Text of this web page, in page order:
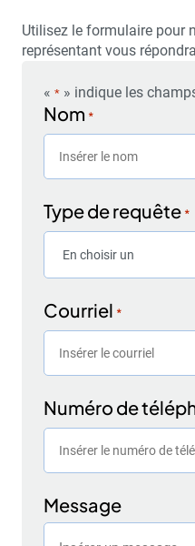
Utilisez le formulaire pour
représentant vous
« * » indique les
Nom *
Type de requête *
Courriel *
Numéro de
Message